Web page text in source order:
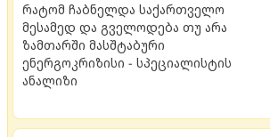
რატომ ჩაბნელდა საქართველო
მესამედ და გველოდება თუ არა
ზამთარში მასშტაბური
ენერგოკრიზისი - სპეციალისტის
ანალიზი